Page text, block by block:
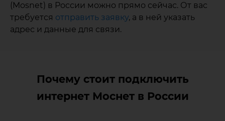
(Mosnet) в России можно прямо сейчас. От вас
требуется отправить заявку, а в ней указать
адрес и данные для связи.
Почему стоит подключить
интернет Моснет в России